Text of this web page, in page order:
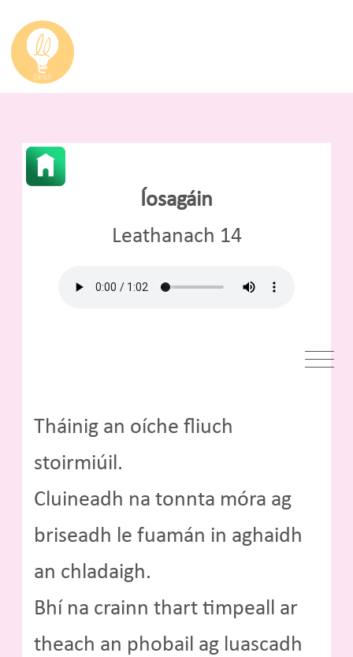
Íosagáin
Leathanach 14
Tháinig an oíche fliuch
stoirmiúil.
Cluineadh na tonnta móra ag
briseadh le fuamán in aghaidh
an chladaigh.
Bhí na crainn thart timpeall ar
theach an phobail ag luascadh